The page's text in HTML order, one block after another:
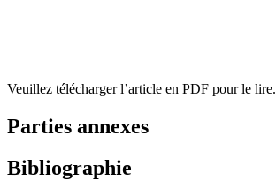
Veuillez télécharger l’article en PDF pour le lire.
Parties annexes
Bibliographie